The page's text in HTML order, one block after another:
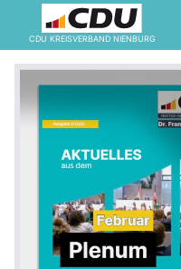
CDU KREISVERBAND NIENBURG